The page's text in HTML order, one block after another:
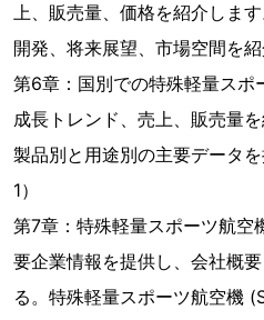
上、販売量、価格を紹介しま
開発、将来展望、市場空間を
第6章：国別での特殊軽量ス
成長トレンド、売上、販売量
製品別と用途別の主要データ
1）
第7章：特殊軽量スポーツ航
要企業情報を提供し、会社概
る。特殊軽量スポーツ航空機